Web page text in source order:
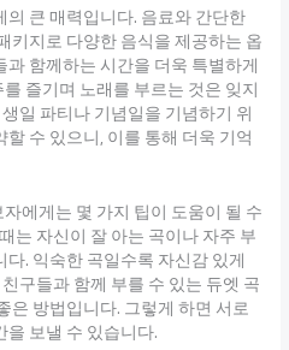
큰 매력입니다. 음료와 간단한
키지로 다양한 음식을 제공하는 옵
함께하는 시간을 더욱 특별하게
즐기며 노래를 부르는 것은 잊지
일 파티나 기념일을 기념하기 위
수 있으니, 이를 통해 더욱 기억
에게는 몇 가지 팁이 도움이 될 수
는 자신이 잘 아는 곡이나 자주 부
. 익숙한 곡일수록 자신감 있게
구들과 함께 부를 수 있는 듀엣 곡
은 방법입니다. 그렇게 하면 서로
보낼 수 있습니다.